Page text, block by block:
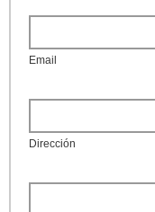
Email
Dirección